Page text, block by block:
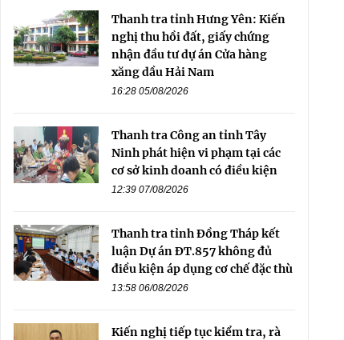
Thanh tra tỉnh Hưng Yên: Kiến
nghị thu hồi đất, giấy chứng
nhận đầu tư dự án Cửa hàng
xăng dầu Hải Nam
16:28 05/08/2026
Thanh tra Công an tỉnh Tây
Ninh phát hiện vi phạm tại các
cơ sở kinh doanh có điều kiện
12:39 07/08/2026
Thanh tra tỉnh Đồng Tháp kết
luận Dự án ĐT.857 không đủ
điều kiện áp dụng cơ chế đặc thù
13:58 06/08/2026
Kiến nghị tiếp tục kiểm tra, rà